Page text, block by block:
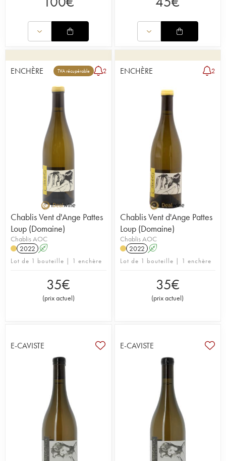
ENCHÈRE TVA récupérable 2
Chablis Vent d'Ange Pattes
Loup (Domaine)
Chablis AOC
2022 A
Lot de 1 bouteille | 1 enchère
35€
(prix actuel)
ENCHÈRE 2
Chablis Vent d'Ange Pattes
Loup (Domaine)
Chablis AOC
2022 A
Lot de 1 bouteille | 1 enchère
35€
(prix actuel)
E-CAVISTE E-CAVISTE